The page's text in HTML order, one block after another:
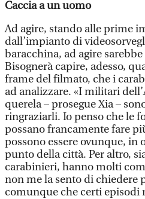
Caccia a un uomo
Ad agire, stando alle prime
dall’impianto di
baracchina, ad agire
Bisognerà capire, adesso,
frame del filmato, che i
ad analizzare. «I militari
querela – prosegue Xia –
ringraziarli. Io penso che le
possano francamente fare
possono essere ovunque, in
punto della città. Per altro,
carabinieri, hanno molti
non me la sento di chiedere
comunque che certi episodi